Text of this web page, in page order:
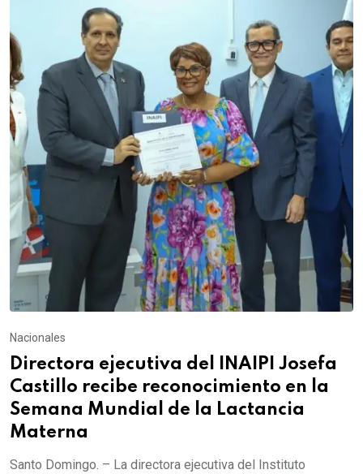
Nacionales
Directora ejecutiva del INAIPI Josefa
Castillo recibe reconocimiento en la
Semana Mundial de la Lactancia
Materna
Santo Domingo. – La directora ejecutiva del Instituto